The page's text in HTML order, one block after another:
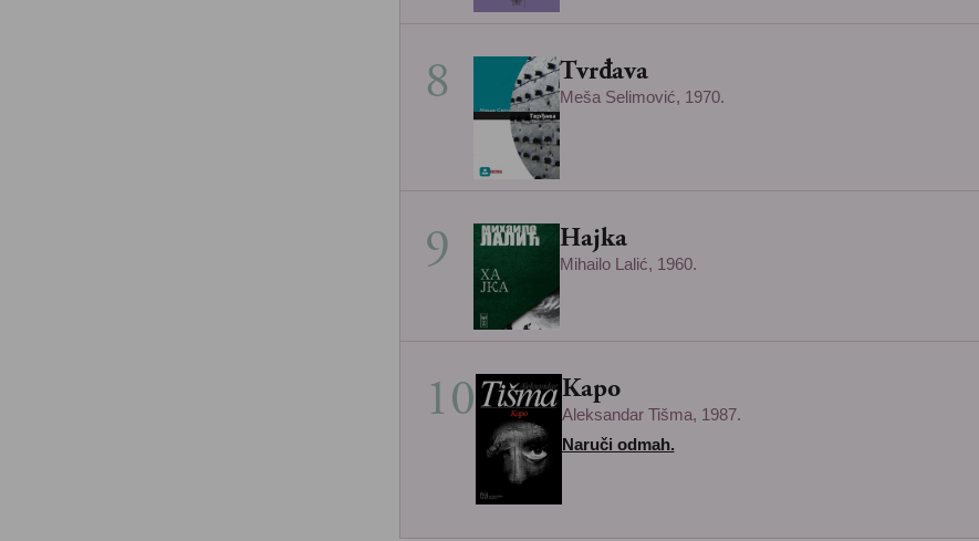
8 Tvrđava
Meša Selimović, 1970.
9 Hajka
Mihailo Lalić, 1960.
10 Kapo
Aleksandar Tišma, 1987.
Naruči odmah.